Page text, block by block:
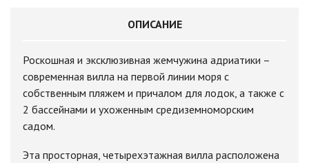
ОПИСАНИЕ
Роскошная и эксклюзивная жемчужина адриатики –
современная вилла на первой линии моря с
собственным пляжем и причалом для лодок, а также с
2 бассейнами и ухоженным средиземноморским
садом.
Эта просторная, четырехэтажная вилла расположена